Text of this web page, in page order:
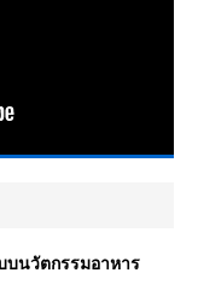
บนวัตกรรมอาหาร